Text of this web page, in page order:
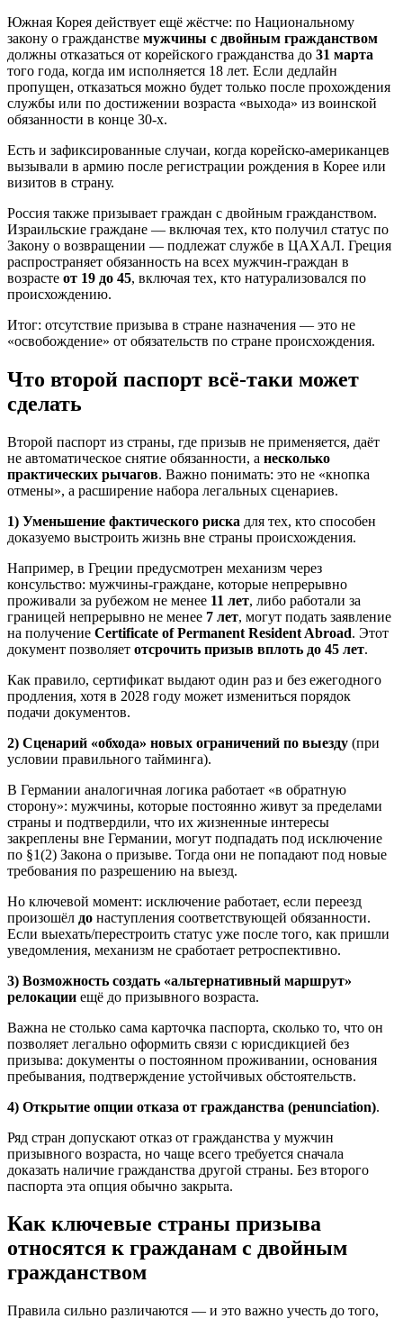
Южная Корея действует ещё жёстче: по Национальному
закону о гражданстве мужчины с двойным гражданством
должны отказаться от корейского гражданства до 31 марта
того года, когда им исполняется 18 лет. Если дедлайн
пропущен, отказаться можно будет только после прохождения
службы или по достижении возраста «выхода» из воинской
обязанности в конце 30-х.
Есть и зафиксированные случаи, когда корейско-американцев
вызывали в армию после регистрации рождения в Корее или
визитов в страну.
Россия также призывает граждан с двойным гражданством.
Израильские граждане — включая тех, кто получил статус по
Закону о возвращении — подлежат службе в ЦАХАЛ. Греция
распространяет обязанность на всех мужчин-граждан в
возрасте от 19 до 45, включая тех, кто натурализовался по
происхождению.
Итог: отсутствие призыва в стране назначения — это не
«освобождение» от обязательств по стране происхождения.
Что второй паспорт всё-таки может
сделать
Второй паспорт из страны, где призыв не применяется, даёт
не автоматическое снятие обязанности, а несколько
практических рычагов. Важно понимать: это не «кнопка
отмены», а расширение набора легальных сценариев.
1) Уменьшение фактического риска для тех, кто способен
доказуемо выстроить жизнь вне страны происхождения.
Например, в Греции предусмотрен механизм через
консульство: мужчины-граждане, которые непрерывно
проживали за рубежом не менее 11 лет, либо работали за
границей непрерывно не менее 7 лет, могут подать заявление
на получение Certificate of Permanent Resident Abroad. Этот
документ позволяет отсрочить призыв вплоть до 45 лет.
Как правило, сертификат выдают один раз и без ежегодного
продления, хотя в 2028 году может измениться порядок
подачи документов.
2) Сценарий «обхода» новых ограничений по выезду (при
условии правильного тайминга).
В Германии аналогичная логика работает «в обратную
сторону»: мужчины, которые постоянно живут за пределами
страны и подтвердили, что их жизненные интересы
закреплены вне Германии, могут подпадать под исключение
по §1(2) Закона о призыве. Тогда они не попадают под новые
требования по разрешению на выезд.
Но ключевой момент: исключение работает, если переезд
произошёл до наступления соответствующей обязанности.
Если выехать/перестроить статус уже после того, как пришли
уведомления, механизм не сработает ретроспективно.
3) Возможность создать «альтернативный маршрут»
релокации ещё до призывного возраста.
Важна не столько сама карточка паспорта, сколько то, что он
позволяет легально оформить связи с юрисдикцией без
призыва: документы о постоянном проживании, основания
пребывания, подтверждение устойчивых обстоятельств.
4) Открытие опции отказа от гражданства (ренunciation).
Ряд стран допускают отказ от гражданства у мужчин
призывного возраста, но чаще всего требуется сначала
доказать наличие гражданства другой страны. Без второго
паспорта эта опция обычно закрыта.
Как ключевые страны призыва
относятся к гражданам с двойным
гражданством
Правила сильно различаются — и это важно учесть до того,